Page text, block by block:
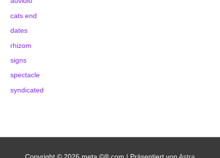
cats end
dates
rhizom
signs
spectacle
syndicated